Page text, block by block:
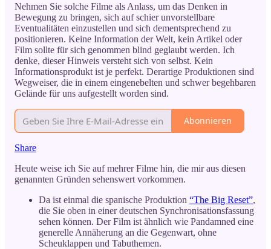
Nehmen Sie solche Filme als Anlass, um das Denken in
Bewegung zu bringen, sich auf schier unvorstellbare
Eventualitäten einzustellen und sich dementsprechend zu
positionieren. Keine Information der Welt, kein Artikel oder
Film sollte für sich genommen blind geglaubt werden. Ich
denke, dieser Hinweis versteht sich von selbst. Kein
Informationsprodukt ist je perfekt. Derartige Produktionen sind
Wegweiser, die in einem eingenebelten und schwer begehbaren
Gelände für uns aufgestellt worden sind.
Abonnieren
Share
Heute weise ich Sie auf mehrer Filme hin, die mir aus diesen
genannten Gründen sehenswert vorkommen.
Da ist einmal die spanische Produktion “The Big Reset”,
die Sie oben in einer deutschen Synchronisationsfassung
sehen können. Der Film ist ähnlich wie Pandamned eine
generelle Annäherung an die Gegenwart, ohne
Scheuklappen und Tabuthemen.